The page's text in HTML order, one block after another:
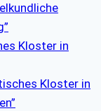
Kloster in
Kloster in